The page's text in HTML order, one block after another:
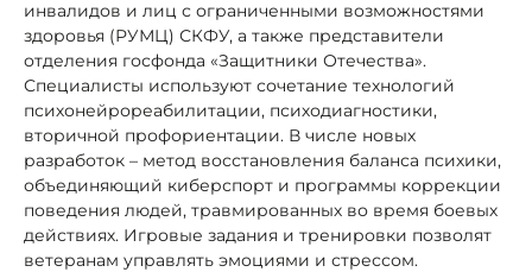
инвалидов и лиц с ограниченными возможностями
здоровья (РУМЦ) СКФУ, а также представители
отделения госфонда «Защитники Отечества».
Специалисты используют сочетание технологий
психонейрореабилитации, психодиагностики,
вторичной профориентации. В числе новых
разработок – метод восстановления баланса психики,
объединяющий киберспорт и программы коррекции
поведения людей, травмированных во время боевых
действиях. Игровые задания и тренировки позволят
ветеранам управлять эмоциями и стрессом.